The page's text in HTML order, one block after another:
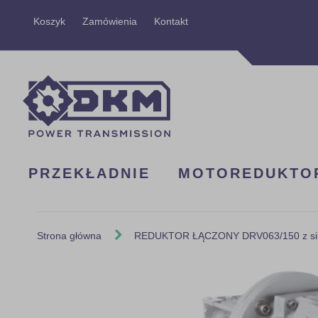
Koszyk Zamówienia KontaktPrzejdź
PRZEKŁADNIE
Strona główna REDUKTOR ŁĄCZONY DRV063/150 z